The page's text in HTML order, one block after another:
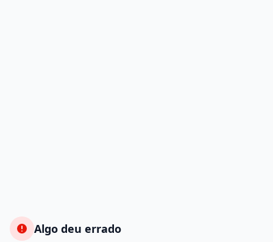
Algo deu errado